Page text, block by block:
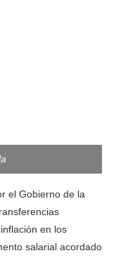
el Gobierno de la
en los
salarial acordado